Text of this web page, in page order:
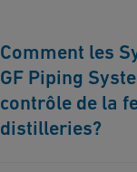
Comment les
GF Piping
contrôle de la
distilleries?